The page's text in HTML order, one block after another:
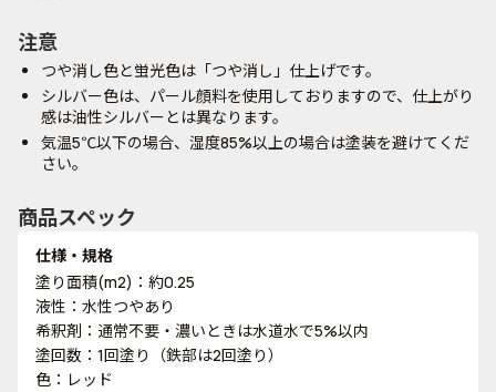
注意
つや消し色と蛍光色は「つや消し」仕上げです。
シルバー色は、パール顔料を使用しておりますので、仕上がり
感は油性シルバーとは異なります。
気温5℃以下の場合、湿度85%以上の場合は塗装を避けてくだ
さい。
商品スペック
仕様・規格
塗り面積(m2)：約0.25
液性：水性つやあり
希釈剤：通常不要・濃いときは水道水で5%以内
塗回数：1回塗り（鉄部は2回塗り）
色：レッド